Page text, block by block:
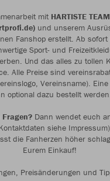
mit HARTISTE
und unserem
Fanshop erstellt. Ab
Sport- und
Und das alles zu tollen
Alle Preise sind
Vereinsname).
optional dazu bestellt
Dann wendet euch
siehe
die Fanherzen höher
Eurem Einkauf!
Preisänderungen und